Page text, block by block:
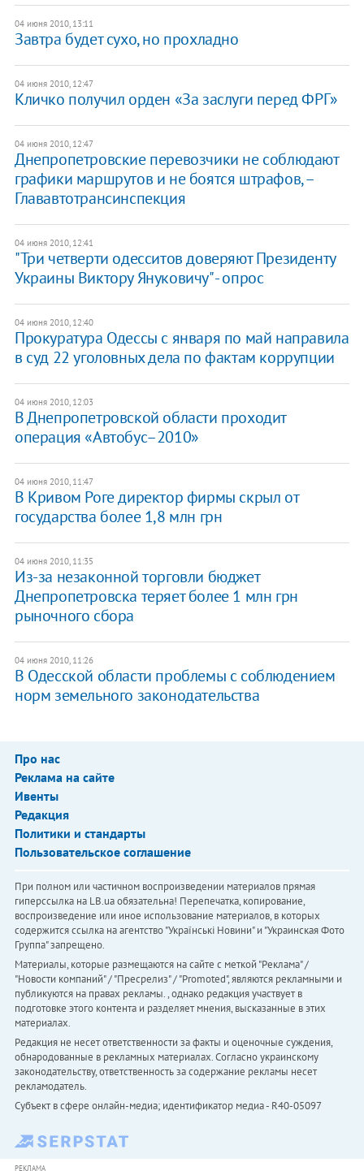
04 июня 2010, 13:11
Завтра будет сухо, но прохладно
04 июня 2010, 12:47
Кличко получил орден «За заслуги перед ФРГ»
04 июня 2010, 12:47
Днепропетровские перевозчики не соблюдают
графики маршрутов и не боятся штрафов, –
Глававтотрансинспекция
04 июня 2010, 12:41
"Три четверти одесситов доверяют Президенту
Украины Виктору Януковичу" - опрос
04 июня 2010, 12:40
Прокуратура Одессы с января по май направила
в суд 22 уголовных дела по фактам коррупции
04 июня 2010, 12:03
В Днепропетровской области проходит
операция «Автобус–2010»
04 июня 2010, 11:47
В Кривом Роге директор фирмы скрыл от
государства более 1,8 млн грн
04 июня 2010, 11:35
Из-за незаконной торговли бюджет
Днепропетровска теряет более 1 млн грн
рыночного сбора
04 июня 2010, 11:26
В Одесской области проблемы с соблюдением
норм земельного законодательства
Про нас
Реклама на сайте
Ивенты
Редакция
Политики и стандарты
Пользовательское соглашение
При полном или частичном воспроизведении материалов прямая
гиперссылка на LB.ua обязательна! Перепечатка, копирование,
воспроизведение или иное использование материалов, в которых
содержится ссылка на агентство "Українськi Новини" и "Украинская Фото
Группа" запрещено.
Материалы, которые размещаются на сайте с меткой "Реклама" /
"Новости компаний" / "Пресрелиз" / "Promoted", являются рекламными и
публикуются на правах рекламы. , однако редакция участвует в
подготовке этого контента и разделяет мнения, высказанные в этих
материалах.
Редакция не несет ответственности за факты и оценочные суждения,
обнародованные в рекламных материалах. Согласно украинскому
законодательству, ответственность за содержание рекламы несет
рекламодатель.
Субъект в сфере онлайн-медиа; идентификатор медиа - R40-05097
РЕКЛАМА